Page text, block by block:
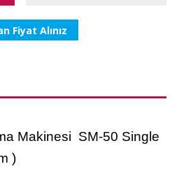
Fiyat Alınız
Makinesi SM-50 Single
)